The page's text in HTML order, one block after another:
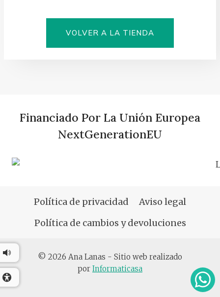
VOLVER A LA TIENDA
Financiado Por La Unión Europea
NextGenerationEU
Política de privacidad
Aviso legal
Política de cambios y devoluciones
© 2026 Ana Lanas - Sitio web realizado
por Informaticasa